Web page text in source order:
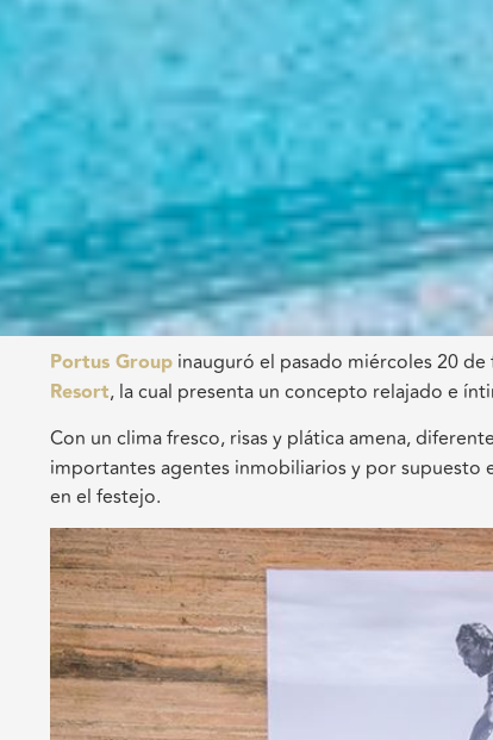
Portus Group inauguró el pasado miércoles 20
Resort, la cual presenta un concepto relajado e
Con un clima fresco, risas y plática amena,
importantes agentes inmobiliarios y por supuesto
en el festejo.